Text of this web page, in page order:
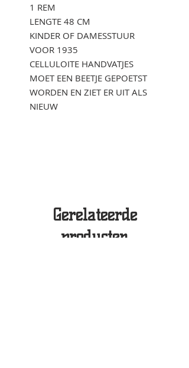
1 REM
LENGTE 48 CM
KINDER OF DAMESSTUUR
VOOR 1935
CELLULOITE HANDVATJES
MOET EEN BEETJE GEPOETST
WORDEN EN ZIET ER UIT ALS
NIEUW
Gerelateerde
producten